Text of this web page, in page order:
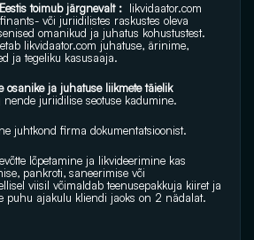
toimub järgnevalt : likvidaator.com
või juriidilistes raskustes oleva
omanikud ja juhatus kohustustest.
likvidaator.com juhatuse, ärinime,
ja tegeliku kasusaaja.
osanike ja juhatuse liikmete täielik
nende juriidilise seotuse kadumine.
juhtkond firma dokumentatsioonist.
lõpetamine ja likvideerimine kas
pankroti, saneerimise või
viisil võimaldab teenusepakkuja kiiret ja
puhu ajakulu kliendi jaoks on 2 nädalat.